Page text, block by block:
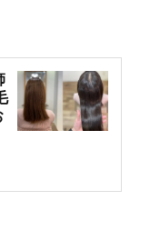
代表 渡辺真一 地毛